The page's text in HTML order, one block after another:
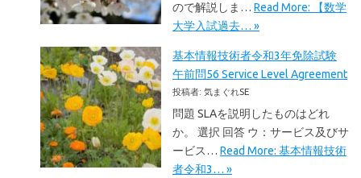
ので解説しま… Read More: 【数学
大学入試過去… »
基本情報技術者令和3年免除試験
午前問56 Service Level Agreement
投稿者: 気まぐれSE
問題 SLAを説明したものはどれ
か。 選択 回答 ウ：サービス及びサ
ービス… Read More: 基本情報技術
者令和3… »